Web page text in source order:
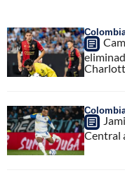
Central